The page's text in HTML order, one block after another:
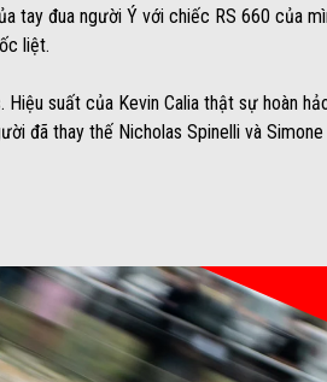
tay đua người Ý với chiếc RS 660 của
liệt.
suất của Kevin Calia thật sự hoàn
đã thay thế Nicholas Spinelli và